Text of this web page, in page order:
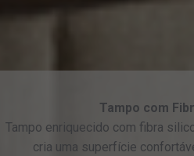
Tampo com
Tampo enriquecido com fibra
cria uma superfície